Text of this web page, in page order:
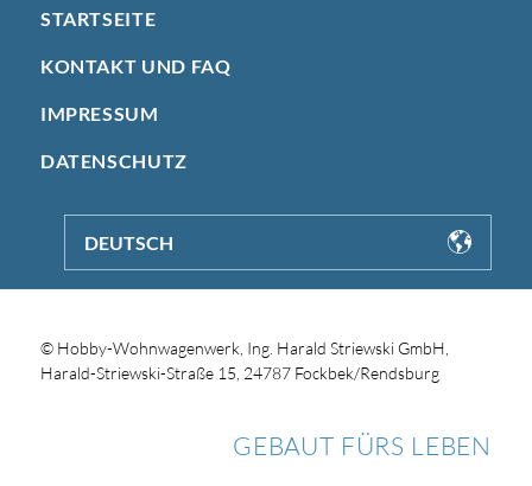
STARTSEITE
KONTAKT UND FAQ
IMPRESSUM
DATENSCHUTZ
DEUTSCH
© Hobby-Wohnwagenwerk, Ing. Harald Striewski GmbH,
Harald-Striewski-Straße 15, 24787 Fockbek/Rendsburg
GEBAUT FÜRS LEBEN